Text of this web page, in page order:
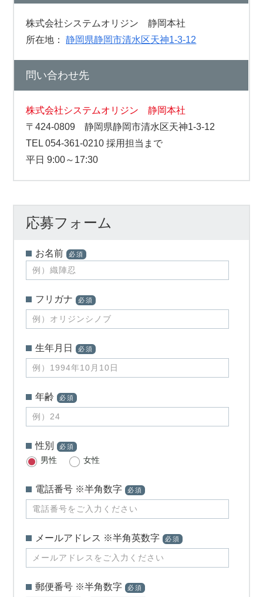
株式会社システムオリジン 静岡本社
所在地：静岡県静岡市清水区天神1-3-12
問い合わせ先
株式会社システムオリジン 静岡本社
〒424-0809 静岡県静岡市清水区天神1-3-12
TEL 054-361-0210 採用担当まで
平日 9:00～17:30
応募フォーム
お名前 必須
フリガナ 必須
生年月日 必須
年齢 必須
性別 必須
男性 女性
電話番号 ※半角数字 必須
メールアドレス ※半角英数字 必須
郵便番号 ※半角数字 必須